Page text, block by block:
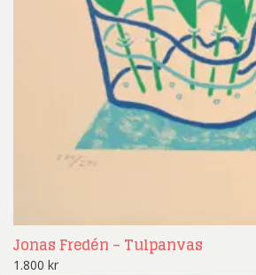
Jonas Fredén – Tulpanvas
1.800 kr